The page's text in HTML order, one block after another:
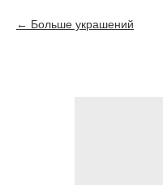
Больше украшений